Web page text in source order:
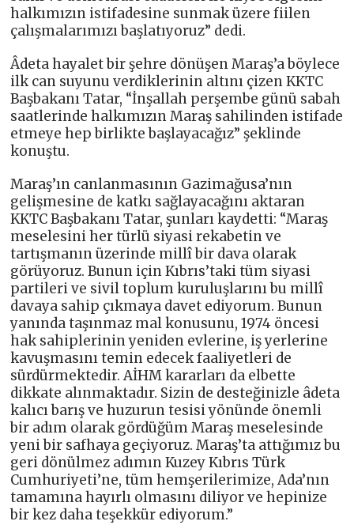
halkımızın istifadesine sunmak üzere fiilen
çalışmalarımızı başlatıyoruz” dedi.
Âdeta hayalet bir şehre dönüşen Maraş’a böylece
ilk can suyunu verdiklerinin altını çizen KKTC
Başbakanı Tatar, “İnşallah perşembe günü sabah
saatlerinde halkımızın Maraş sahilinden istifade
etmeye hep birlikte başlayacağız” şeklinde
konuştu.
Maraş’ın canlanmasının Gazimağusa’nın
gelişmesine de katkı sağlayacağını aktaran
KKTC Başbakanı Tatar, şunları kaydetti: “Maraş
meselesini her türlü siyasi rekabetin ve
tartışmanın üzerinde millî bir dava olarak
görüyoruz. Bunun için Kıbrıs’taki tüm siyasi
partileri ve sivil toplum kuruluşlarını bu millî
davaya sahip çıkmaya davet ediyorum. Bunun
yanında taşınmaz mal konusunu, 1974 öncesi
hak sahiplerinin yeniden evlerine, iş yerlerine
kavuşmasını temin edecek faaliyetleri de
sürdürmektedir. AİHM kararları da elbette
dikkate alınmaktadır. Sizin de desteğinizle âdeta
kalıcı barış ve huzurun tesisi yönünde önemli
bir adım olarak gördüğüm Maraş meselesinde
yeni bir safhaya geçiyoruz. Maraş’ta attığımız bu
geri dönülmez adımın Kuzey Kıbrıs Türk
Cumhuriyeti’ne, tüm hemşerilerimize, Ada’nın
tamamına hayırlı olmasını diliyor ve hepinize
bir kez daha teşekkür ediyorum.”